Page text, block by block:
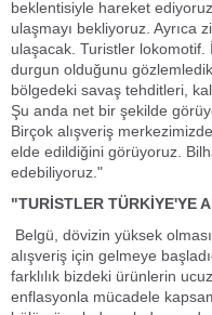
beklentisiyle hareket
ulaşmayı bekliyoruz. Ayrıca
ulaşacak. Turistler
durgun olduğunu
bölgedeki savaş tehditleri,
Şu anda net bir şekilde
Birçok alışveriş
elde edildiğini görüyoruz.
edebiliyoruz."
"TURİSTLER TÜRKİYE'YE
Belgü, dövizin yüksek
alışveriş için gelmeye
farklılık bizdeki ürünlerin
enflasyonla mücadele